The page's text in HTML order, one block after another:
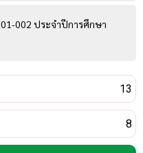
002 ประจำปีการศึกษา
13
8